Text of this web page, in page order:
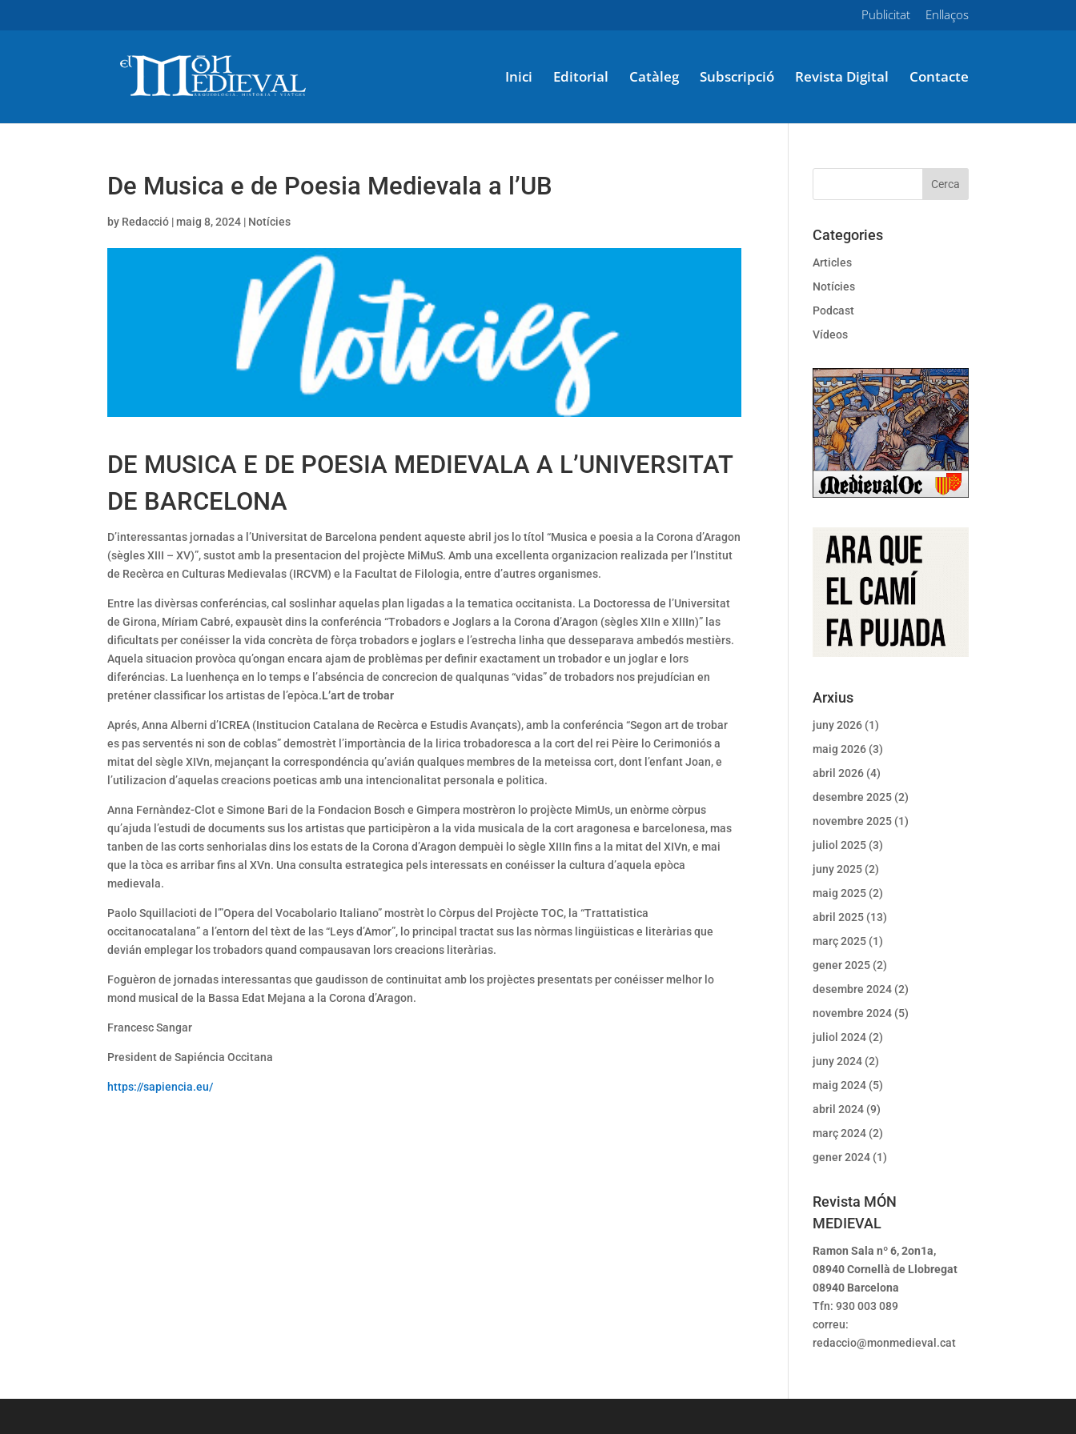
Publicitat Enllaços
Inici Editorial Catàleg Subscripció Revista Digital Contacte
De Musica e de Poesia Medievala a l’UB
by Redacció |maig 8, 2024 | Notícies
DE MUSICA E DE POESIA MEDIEVALA A L’UNIVERSITAT
DE BARCELONA
D’interessantas jornadas a l’Universitat de Barcelona pendent aqueste abril jos lo títol “Musica e poesia a la Corona d’Aragon
(sègles XIII – XV)”, sustot amb la presentacion del projècte MiMuS. Amb una excellenta organizacion realizada per l’Institut
de Recèrca en Culturas Medievalas (IRCVM) e la Facultat de Filologia, entre d’autres organismes.
Entre las divèrsas conferéncias, cal soslinhar aquelas plan ligadas a la tematica occitanista. La Doctoressa de l’Universitat
de Girona, Míriam Cabré, expausèt dins la conferéncia “Trobadors e Joglars a la Corona d’Aragon (sègles XIIn e XIIIn)” las
dificultats per conéisser la vida concrèta de fòrça trobadors e joglars e l’estrecha linha que desseparava ambedós mestièrs.
Aquela situacion provòca qu’ongan encara ajam de problèmas per definir exactament un trobador e un joglar e lors
diferéncias. La luenhença en lo temps e l’abséncia de concrecion de qualqunas “vidas” de trobadors nos prejudícian en
preténer classificar los artistas de l’epòca.L’art de trobar
Aprés, Anna Alberni d’ICREA (Institucion Catalana de Recèrca e Estudis Avançats), amb la conferéncia “Segon art de trobar
es pas serventés ni son de coblas” demostrèt l’importància de la lirica trobadoresca a la cort del rei Pèire lo Cerimoniós a
mitat del sègle XIVn, mejançant la correspondéncia qu’avián qualques membres de la meteissa cort, dont l’enfant Joan, e
l’utilizacion d’aquelas creacions poeticas amb una intencionalitat personala e politica.
Anna Fernàndez-Clot e Simone Bari de la Fondacion Bosch e Gimpera mostrèron lo projècte MimUs, un enòrme còrpus
qu’ajuda l’estudi de documents sus los artistas que participèron a la vida musicala de la cort aragonesa e barcelonesa, mas
tanben de las corts senhorialas dins los estats de la Corona d’Aragon dempuèi lo sègle XIIIn fins a la mitat del XIVn, e mai
que la tòca es arribar fins al XVn. Una consulta estrategica pels interessats en conéisser la cultura d’aquela epòca
medievala.
Paolo Squillacioti de l’”Opera del Vocabolario Italiano” mostrèt lo Còrpus del Projècte TOC, la “Trattatistica
occitanocatalana” a l’entorn del tèxt de las “Leys d’Amor”, lo principal tractat sus las nòrmas lingüisticas e literàrias que
devián emplegar los trobadors quand compausavan lors creacions literàrias.
Foguèron de jornadas interessantas que gaudisson de continuitat amb los projèctes presentats per conéisser melhor lo
mond musical de la Bassa Edat Mejana a la Corona d’Aragon.
Francesc Sangar
President de Sapiéncia Occitana
https://sapiencia.eu/
Categories
Articles
Notícies
Podcast
Vídeos
Arxius
juny 2026 (1)
maig 2026 (3)
abril 2026 (4)
desembre 2025 (2)
novembre 2025 (1)
juliol 2025 (3)
juny 2025 (2)
maig 2025 (2)
abril 2025 (13)
març 2025 (1)
gener 2025 (2)
desembre 2024 (2)
novembre 2024 (5)
juliol 2024 (2)
juny 2024 (2)
maig 2024 (5)
abril 2024 (9)
març 2024 (2)
gener 2024 (1)
Revista MÓN
MEDIEVAL
Ramon Sala nº 6, 2on1a,
08940 Cornellà de Llobregat
08940 Barcelona
Tfn: 930 003 089
correu:
redaccio@monmedieval.cat